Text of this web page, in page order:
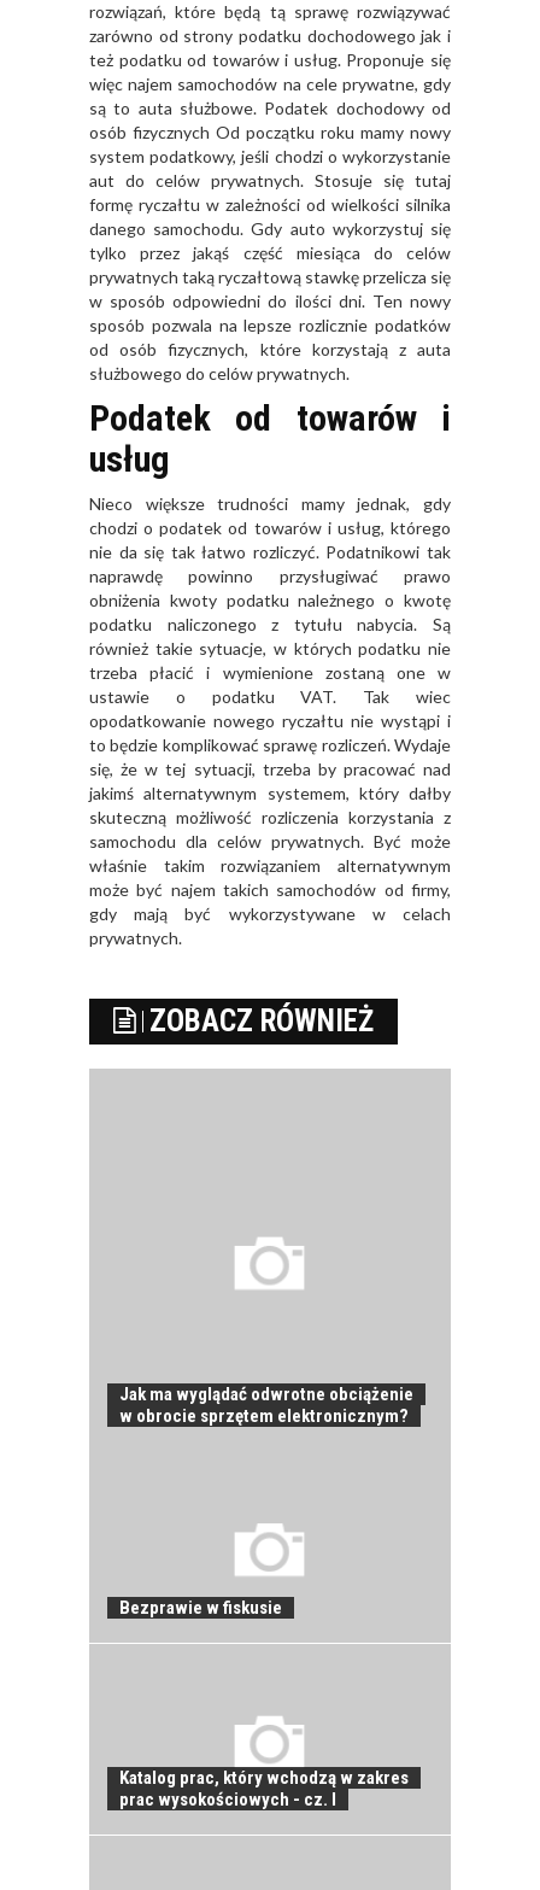
rozwiązań, które będą tą sprawę rozwiązywać
zarówno od strony podatku dochodowego jak i
też podatku od towarów i usług. Proponuje się
więc najem samochodów na cele prywatne, gdy
są to auta służbowe. Podatek dochodowy od
osób fizycznych Od początku roku mamy nowy
system podatkowy, jeśli chodzi o wykorzystanie
aut do celów prywatnych. Stosuje się tutaj
formę ryczałtu w zależności od wielkości silnika
danego samochodu. Gdy auto wykorzystuj się
tylko przez jakąś część miesiąca do celów
prywatnych taką ryczałtową stawkę przelicza się
w sposób odpowiedni do ilości dni. Ten nowy
sposób pozwala na lepsze rozlicznie podatków
od osób fizycznych, które korzystają z auta
służbowego do celów prywatnych.
Podatek od towarów i
usług
Nieco większe trudności mamy jednak, gdy
chodzi o podatek od towarów i usług, którego
nie da się tak łatwo rozliczyć. Podatnikowi tak
naprawdę powinno przysługiwać prawo
obniżenia kwoty podatku należnego o kwotę
podatku naliczonego z tytułu nabycia. Są
również takie sytuacje, w których podatku nie
trzeba płacić i wymienione zostaną one w
ustawie o podatku VAT. Tak wiec
opodatkowanie nowego ryczałtu nie wystąpi i
to będzie komplikować sprawę rozliczeń. Wydaje
się, że w tej sytuacji, trzeba by pracować nad
jakimś alternatywnym systemem, który dałby
skuteczną możliwość rozliczenia korzystania z
samochodu dla celów prywatnych. Być może
właśnie takim rozwiązaniem alternatywnym
może być najem takich samochodów od firmy,
gdy mają być wykorzystywane w celach
prywatnych.
ZOBACZ RÓWNIEŻ
Jak ma wyglądać odwrotne obciążenie
w obrocie sprzętem elektronicznym?
Bezprawie w fiskusie
Katalog prac, który wchodzą w zakres
prac wysokościowych - cz. I
JAK POWINNO
CZĘŚĆ PIERWSZA!
JAK POWINNO
WYGLĄDAĆ